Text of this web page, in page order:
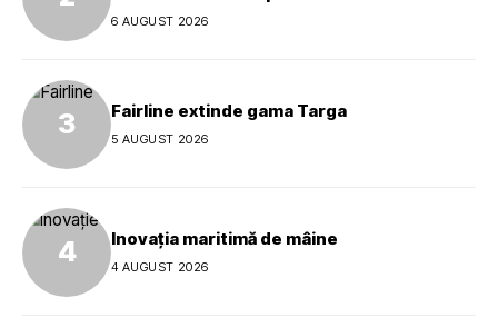
global al mărcii
6 AUGUST 2026
Fairline extinde gama Targa
5 AUGUST 2026
Inovația maritimă de mâine
4 AUGUST 2026